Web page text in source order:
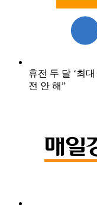
휴전 두 달 ‘최
전 안 해”